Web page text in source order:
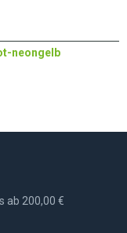
neongelb
ab 200,00 €